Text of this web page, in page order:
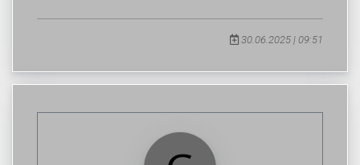
30.06.2025 | 09:51